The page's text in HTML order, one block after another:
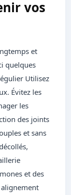
vos
et
quelques
Utilisez
Évitez les
les
des joints
et sans
et des